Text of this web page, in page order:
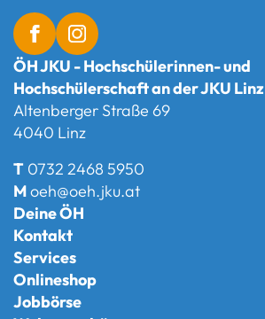
ÖH JKU - Hochschülerinnen- und
Hochschülerschaft an der JKU Linz
Altenberger Straße 69
4040 Linz
T 0732 2468 5950
Moeh@oeh.jku.at
Deine ÖH
Kontakt
Services
Onlineshop
Jobbörse